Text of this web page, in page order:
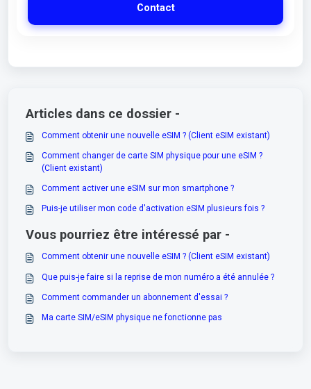
Contact
Articles dans ce dossier -
Comment obtenir une nouvelle eSIM ? (Client eSIM existant)
Comment changer de carte SIM physique pour une eSIM ?
(Client existant)
Comment activer une eSIM sur mon smartphone ?
Puis-je utiliser mon code d'activation eSIM plusieurs fois ?
Vous pourriez être intéressé par -
Comment obtenir une nouvelle eSIM ? (Client eSIM existant)
Que puis-je faire si la reprise de mon numéro a été annulée ?
Comment commander un abonnement d'essai ?
Ma carte SIM/eSIM physique ne fonctionne pas